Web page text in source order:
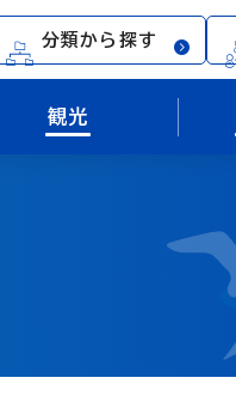
分類から探す
観光